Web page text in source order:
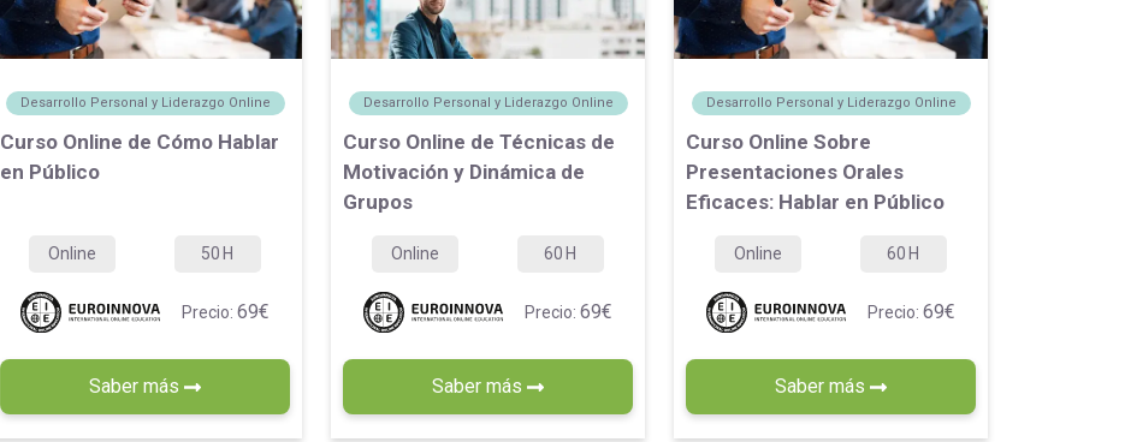
Desarrollo Personal y Liderazgo Online
Curso Online de Cómo Hablar
en Público
Online 50 H
Precio: 69€
Saber más
Desarrollo Personal y Liderazgo Online
Curso Online de Técnicas de
Motivación y Dinámica de
Grupos
Online 60 H
Precio: 69€
Saber más
Desarrollo Personal y Liderazgo Online
Curso Online Sobre
Presentaciones Orales
Eficaces: Hablar en Público
Online 60 H
Precio: 69€
Saber más